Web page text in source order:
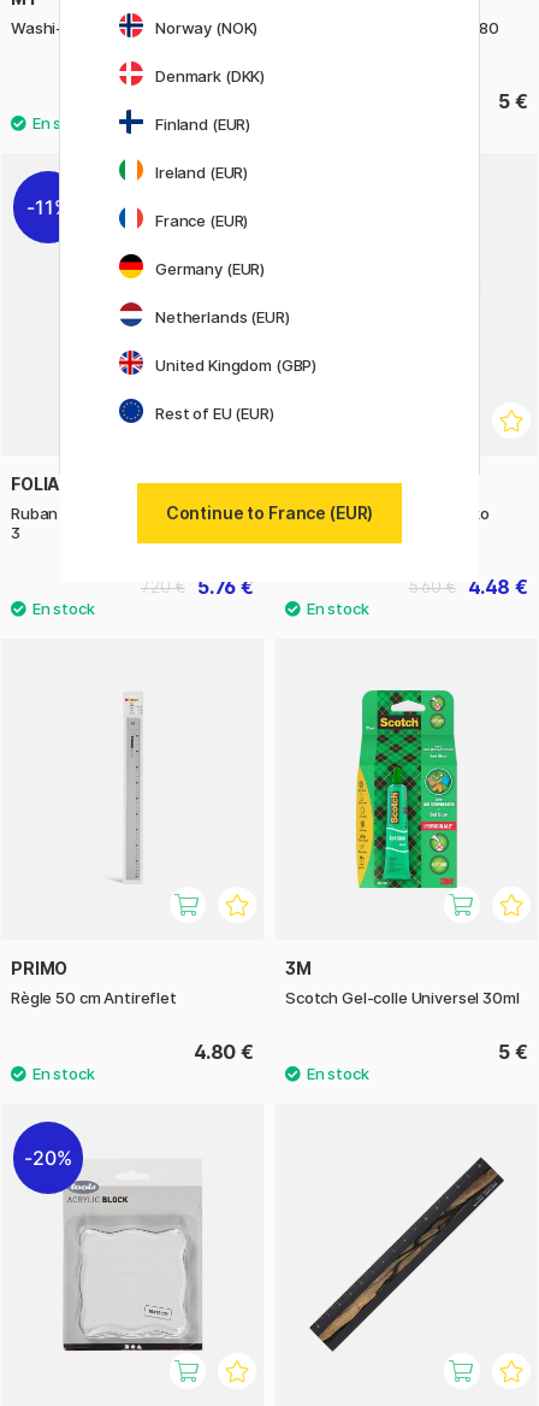
Washi-band adhésive Dot Ice
Patafix Pastilles adhésive 80
5 €
11%
FOLIA
Ruban adhésif pailleté Or lot de
3
5.76 €
7.20 €
GREETING LIFE
washi-tape Miroco Machiko
4.48 €
5.60 €
PRIMO
Règle 50 cm Antireflet
4.80 €
3M
Scotch Gel-colle Universel 30ml
5 €
20%
Norway (NOK)
Denmark (DKK)
Finland (EUR)
Ireland (EUR)
France (EUR)
Germany (EUR)
Netherlands (EUR)
United Kingdom (GBP)
Rest of EU (EUR)
Continue to France (EUR)